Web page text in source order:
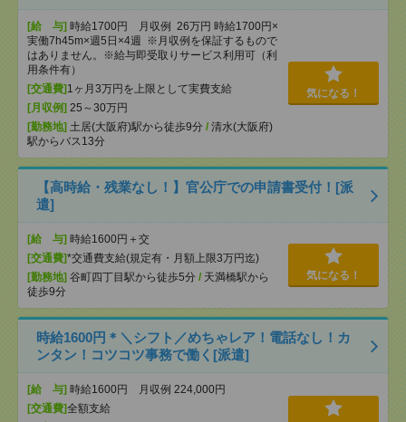
[給 与] 時給1700円 月収例 26万円 時給1700円×
実働7h45m×週5日×4週 ※月収例を保証するもので
はありません。※給与即受取りサービス利用可（利
用条件有）
[交通費] 1ヶ月3万円を上限として実費支給
[月収例] 25～30万円
[勤務地] 土居(大阪府)駅から徒歩9分 / 清水(大阪府)
駅からバス13分
気になる！
【高時給・残業なし！】官公庁での申請書受付！[派
遣]
[給 与] 時給1600円＋交
[交通費]*交通費支給(規定有・月額上限3万円迄)
[勤務地] 谷町四丁目駅から徒歩5分 / 天満橋駅から
徒歩9分
気になる！
時給1600円＊＼シフト／めちゃレア！電話なし！カ
ンタン！コツコツ事務で働く[派遣]
[給 与] 時給1600円 月収例 224,000円
[交通費]全額支給